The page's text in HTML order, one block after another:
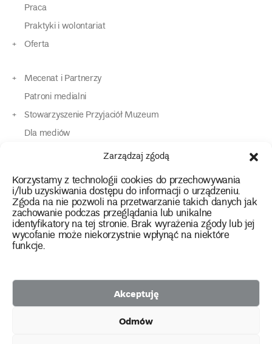
Zarządzaj zgodą
Korzystamy z technologii cookies do przechowywania
i/lub uzyskiwania dostępu do informacji o urządzeniu.
Zgoda na nie pozwoli na przetwarzanie takich danych jak
zachowanie podczas przeglądania lub unikalne
identyfikatory na tej stronie. Brak wyrażenia zgody lub jej
wycofanie może niekorzystnie wpłynąć na niektóre
funkcje.
Akceptuję
Odmów
Praca
Praktyki i wolontariat
Oferta
Mecenat i Partnerzy
Patroni medialni
Stowarzyszenie Przyjaciół Muzeum
Dla mediów
Dla osób o specjalnych potrzebach
Kontakt
instagram
twitterfacebookyoutube
tiktok
2026 Copyright by Muzeum Narodowe we Wrocławiu
Polityka prywatności
Facebookfacebook